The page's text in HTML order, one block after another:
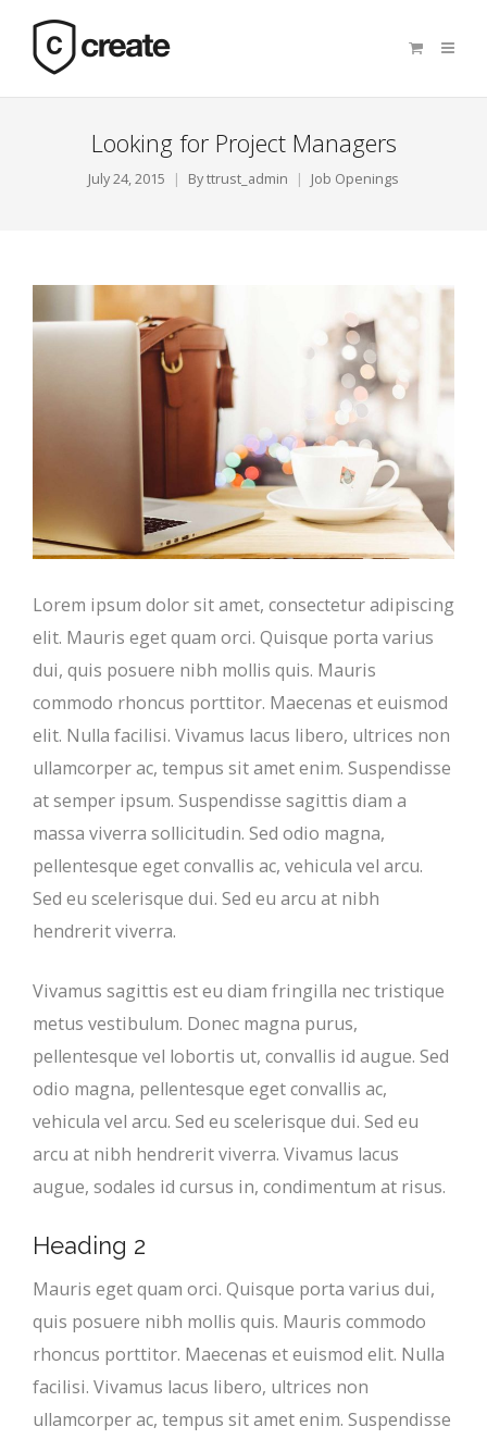
Looking for Project Managers
July 24, 2015 Byttrust_admin Job Openings
Lorem ipsum dolor sit amet, consectetur adipiscing
elit. Mauris eget quam orci. Quisque porta varius
dui, quis posuere nibh mollis quis. Mauris
commodo rhoncus porttitor. Maecenas et euismod
elit. Nulla facilisi. Vivamus lacus libero, ultrices non
ullamcorper ac, tempus sit amet enim. Suspendisse
at semper ipsum. Suspendisse sagittis diam a
massa viverra sollicitudin. Sed odio magna,
pellentesque eget convallis ac, vehicula vel arcu.
Sed eu scelerisque dui. Sed eu arcu at nibh
hendrerit viverra.
Vivamus sagittis est eu diam fringilla nec tristique
metus vestibulum. Donec magna purus,
pellentesque vel lobortis ut, convallis id augue. Sed
odio magna, pellentesque eget convallis ac,
vehicula vel arcu. Sed eu scelerisque dui. Sed eu
arcu at nibh hendrerit viverra. Vivamus lacus
augue, sodales id cursus in, condimentum at risus.
Heading 2
Mauris eget quam orci. Quisque porta varius dui,
quis posuere nibh mollis quis. Mauris commodo
rhoncus porttitor. Maecenas et euismod elit. Nulla
facilisi. Vivamus lacus libero, ultrices non
ullamcorper ac, tempus sit amet enim. Suspendisse